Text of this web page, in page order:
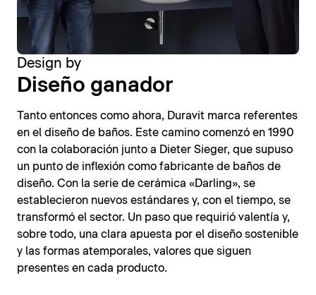
Design by
Diseño ganador
Tanto entonces como ahora, Duravit marca referentes
en el diseño de baños. Este camino comenzó en 1990
con la colaboración junto a Dieter Sieger, que supuso
un punto de inflexión como fabricante de baños de
diseño. Con la serie de cerámica «Darling», se
establecieron nuevos estándares y, con el tiempo, se
transformó el sector. Un paso que requirió valentía y,
sobre todo, una clara apuesta por el diseño sostenible
y las formas atemporales, valores que siguen
presentes en cada producto.